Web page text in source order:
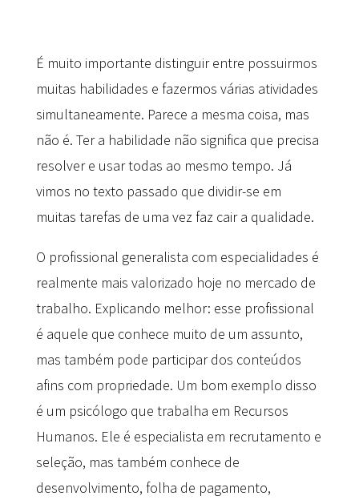
É muito importante distinguir entre possuirmos
muitas habilidades e fazermos várias atividades
simultaneamente. Parece a mesma coisa, mas
não é. Ter a habilidade não significa que precisa
resolver e usar todas ao mesmo tempo. Já
vimos no texto passado que dividir-se em
muitas tarefas de uma vez faz cair a qualidade.
O profissional generalista com especialidades é
realmente mais valorizado hoje no mercado de
trabalho. Explicando melhor: esse profissional
é aquele que conhece muito de um assunto,
mas também pode participar dos conteúdos
afins com propriedade. Um bom exemplo disso
é um psicólogo que trabalha em Recursos
Humanos. Ele é especialista em recrutamento e
seleção, mas também conhece de
desenvolvimento, folha de pagamento,